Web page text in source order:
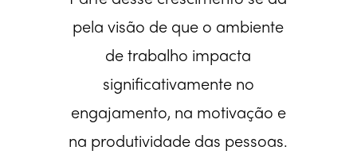
pela visão de que o ambiente
de trabalho impacta
significativamente no
engajamento, na motivação e
na produtividade das pessoas.